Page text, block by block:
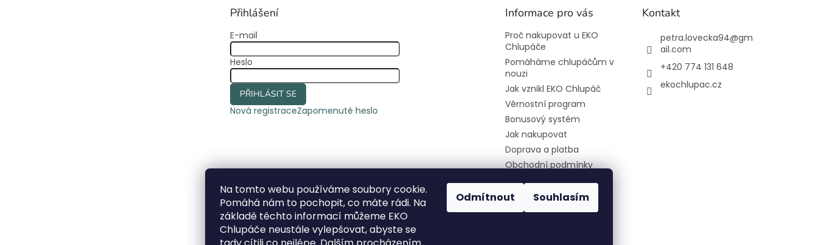
Na tomto webu používáme soubory cookie.
Pomáhá nám to pochopit, co máte rádi. Na
základě těchto informací můžeme EKO
Chlupáče neustále vylepšovat, abyste se
Odmítnout Souhlasím
Přihlášení
E-mail
Heslo
PŘIHLÁSIT SE
Nová registraceZapomenuté heslo
Informace pro vás
Proč nakupovat u EKO
Chlupáče
Pomáháme chlupáčům v
nouzi
Jak vznikl EKO Chlupáč
Věrnostní program
Bonusový systém
Jak nakupovat
Doprava a platba
Obchodní podmínky
Podmínky ochrany
osobních údajů
Kontakt
petra.lovecka94@gm
ail.com
+420 774 131 648
ekochlupac.cz